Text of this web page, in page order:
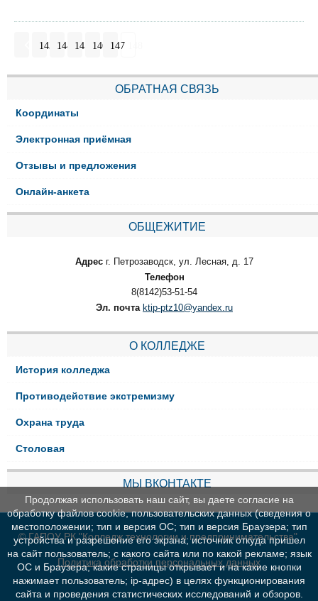
143 144 145 146 147
ОБРАТНАЯ СВЯЗЬ
Координаты
Электронная приёмная
Отзывы и предложения
Онлайн-анкета
ОБЩЕЖИТИЕ
Адрес г. Петрозаводск, ул. Лесная, д. 17
Телефон
8(8142)53-51-54
Эл. почта ktip-ptz10@yandex.ru
О КОЛЛЕДЖЕ
История колледжа
Противодействие экстремизму
Охрана труда
Столовая
МЫ ВКОНТАКТЕ
© ГАПОУ РК "Колледж технологии и предпринимательства"
Политика обработки персональных данных
Продолжая использовать наш сайт, вы даете согласие на
обработку файлов cookie, пользовательских данных (сведения о
местоположении; тип и версия ОС; тип и версия Браузера; тип
устройства и разрешение его экрана; источник откуда пришел
на сайт пользователь; с какого сайта или по какой рекламе; язык
ОС и Браузера; какие страницы открывает и на какие кнопки
нажимает пользователь; ip-адрес) в целях функционирования
сайта и проведения статистических исследований и обзоров.